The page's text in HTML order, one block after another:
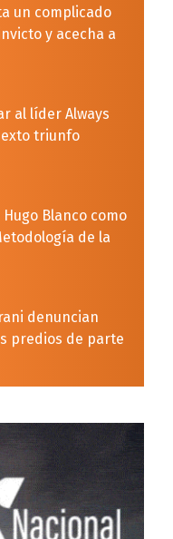
un complicado
y acecha a
al líder Always
triunfo
Blanco como
de la
denuncian
predios de parte